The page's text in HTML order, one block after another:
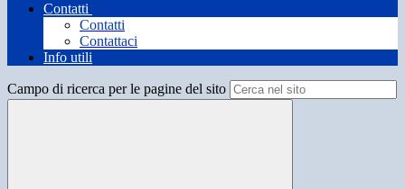
Contatti
Contatti
Contattaci
Info utili
Campo di ricerca per le pagine del sito